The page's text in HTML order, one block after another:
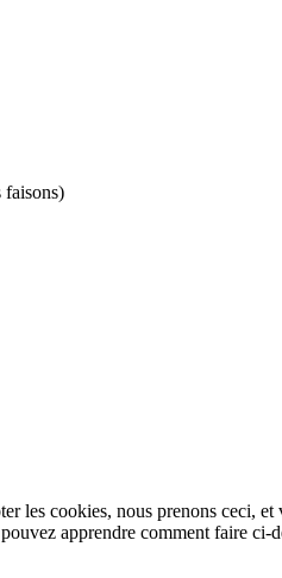
faisons)
les cookies, nous prenons ceci,
apprendre comment faire